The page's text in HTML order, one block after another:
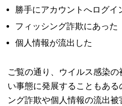
勝手にアカウントへログイ
フィッシング詐欺にあった
個人情報が流出した
ご覧の通り、ウイルス感染
い事態に発展することもあ
ング詐欺や個人情報の流出